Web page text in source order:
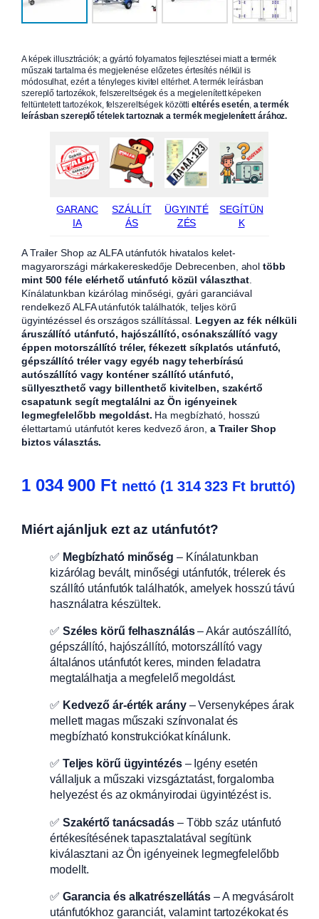
A képek illusztrációk; a gyártó folyamatos fejlesztései miatt a termék
műszaki tartalma és megjelenése előzetes értesítés nélkül is
módosulhat, ezért a tényleges kivitel eltérhet. A termék leírásban
szereplő tartozékok, felszereltségek és a megjelenített képeken
feltüntetett tartozékok, felszereltségek közöttieltérés esetén, a termék
leírásban szereplő tételek tartoznak a termék megjelenített árához.
GARANC
IA
SZÁLLÍT
ÁS
ÜGYINTÉ
ZÉS
SEGÍTÜN
K
A Trailer Shop az ALFA utánfutók hivatalos kelet-
magyarországi márkakereskedője Debrecenben, aholtöbb
mint 500 féle elérhető utánfutó közül választhat
Kínálatunkban kizárólag minőségi, gyári garanciával
rendelkező ALFA utánfutók találhatók, teljes körű
ügyintézéssel és országos szállítással. Legyen az fék nélküli
áruszállító utánfutó, hajószállító, csónakszállító vagy
éppen motorszállító tréler, fékezett síkplatós utánfutó,
gépszállító tréler vagy egyéb nagy teherbírású
autószállító vagy konténer szállító utánfutó,
süllyeszthető vagy billenthető kivitelben, szakértő
csapatunk segít megtalálni az Ön igényeinek
legmegfelelőbb megoldást. Ha megbízható, hosszú
élettartamú utánfutót keres kedvező áron, a Trailer Shop
biztos választás.
1 034 900 Ft nettó (1 314 323 Ftbruttó)
Miért ajánljuk ezt az utánfutót?
✅ Megbízható minőség – Kínálatunkban
kizárólag bevált, minőségi utánfutók, trélerek és
szállító utánfutók találhatók, amelyek hosszú távú
használatra készültek.
✅ Széles körű felhasználás– Akár autószállító,
gépszállító, hajószállító, motorszállító vagy
általános utánfutót keres, minden feladatra
megtalálhatja a megfelelő megoldást.
✅ Kedvező ár-érték arány– Versenyképes árak
mellett magas műszaki színvonalat és
megbízható konstrukciókat kínálunk.
✅ Teljes körű ügyintézés– Igény esetén
vállaljuk a műszaki vizsgáztatást, forgalomba
helyezést és az okmányirodai ügyintézést is.
✅ Szakértő tanácsadás– Több száz utánfutó
értékesítésének tapasztalatával segítünk
kiválasztani az Ön igényeinek legmegfelelőbb
modellt.
✅ Garancia és alkatrészellátás – A megvásárolt
utánfutókhoz garanciát, valamint tartozékokat és